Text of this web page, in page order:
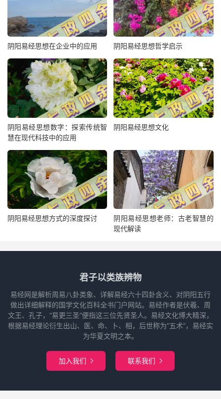
阴阳易经思想在企业中的应用 阴阳易经思想哲学启示
阴阳易经思想数字：探索传统智
慧在现代科技中的应用
阴阳易经思想文化
阴阳易经思想方式的深度探讨
阴阳易经思想老师：古老智慧的
现代解读
君子以类族辨物
易经网是解析周易八卦类象、详解易经六十四卦含义、对阴阳五行
做出详细解释的国学文化百科全书门户网站。易经作者是伏羲、周
文王、孔子，“易更三圣”便指这三位先贤圣人。易经文化博大精深，
根据易经理论衍生出山、医、命、卜、相，后世称为“五术”，易经实
为华夏文明之本。
加入我们  联系我们 